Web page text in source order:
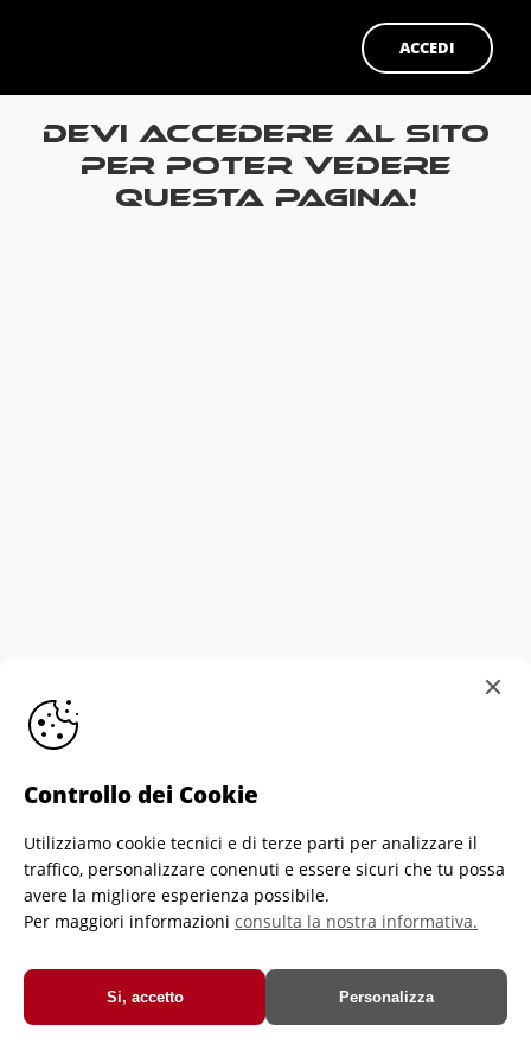
ACCEDI
Devi accedere al sito
per poter vedere
questa pagina!
Informativa sull'utilizzo dei cookie
Personalizza
Cookies
Privacy Policy di Crescere Portiere
Crescere Portiere Asd-Ets - Via Brozzoni, 9 - 25125 Brescia - Italia -
© Crescere Portiere Asd-Ets
Controllo dei Cookie
Utilizziamo cookie tecnici e di terze parti per analizzare il
traffico, personalizzare conenuti e essere sicuri che tu possa
avere la migliore esperienza possibile.
Per maggiori informazioni consulta la nostra informativa.
Si, accetto Personalizza